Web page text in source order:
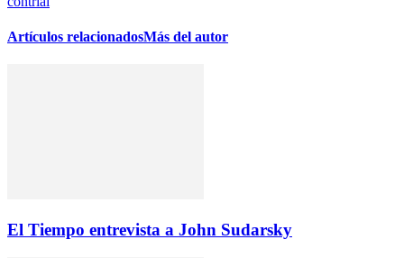
Artículos relacionadosMás del autor
El Tiempo entrevista a John Sudarsky